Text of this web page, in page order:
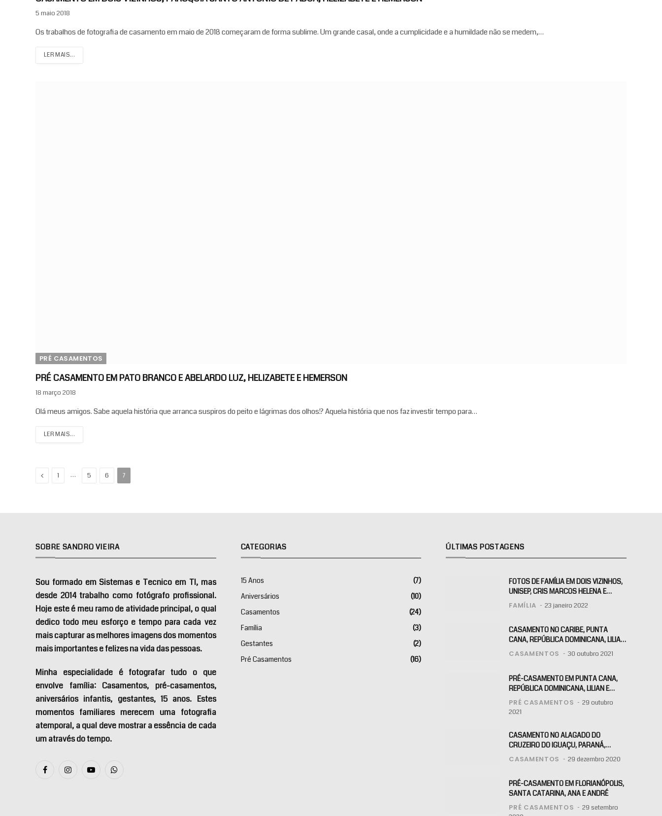
5 maio 2018
Os trabalhos de fotografia de casamento em maio de 2018 começaram de forma sublime. Um grande casal, onde a cumplicidade e a humildade não se medem,…
LER MAIS...
PRÉ CASAMENTOS
PRÉ CASAMENTO EM PATO BRANCO E ABELARDO LUZ, HELIZABETE E HEMERSON
18 março 2018
Olá meus amigos. Sabe aquela história que arranca suspiros do peito e lágrimas dos olhos!? Aquela história que nos faz investir tempo para…
LER MAIS...
Previous
1 … 5 6 7
SOBRE SANDRO VIEIRA
Sou formado em Sistemas e Tecnico em TI, mas
desde 2014 trabalho como fotógrafo profissional.
Hoje este é meu ramo de atividade principal, o qual
dedico todo meu esforço e tempo para cada vez
mais capturar as melhores imagens dos momentos
mais importantes e felizes na vida das pessoas.
Minha especialidade é fotografar tudo o que
envolve família: Casamentos, pré-casamentos,
aniversários infantis, gestantes, 15 anos. Estes
momentos familiares merecem uma fotografia
atemporal, a qual deve mostrar a essência de cada
um através do tempo.
FacebookInstagramYouTubeWhatsApp
CATEGORIAS
15 Anos
(7)
Aniversários
(10)
Casamentos
(24)
Família
(3)
Gestantes
(2)
Pré Casamentos
(16)
ÚLTIMAS POSTAGENS
FOTOS DE FAMÍLIA EM DOIS VIZINHOS,
UNISEP, CRIS MARCOS HELENA E
AURORA
FAMÍLIA 23 janeiro 2022
CASAMENTO NO CARIBE, PUNTA
CANA, REPÚBLICA DOMINICANA, LILIAN
E WILLIAM
CASAMENTOS 30 outubro 2021
PRÉ-CASAMENTO EM PUNTA CANA,
REPÚBLICA DOMINICANA, LILIAN E
WILLIAM
PRÉ CASAMENTOS
29 outubro
2021
CASAMENTO NO ALAGADO DO
CRUZEIRO DO IGUAÇU, PARANÁ,
MARALBA E JOÃO
CASAMENTOS 29 dezembro 2020
PRÉ-CASAMENTO EM FLORIANÓPOLIS,
SANTA CATARINA, ANA E ANDRÉ
PRÉ CASAMENTOS
29 setembro